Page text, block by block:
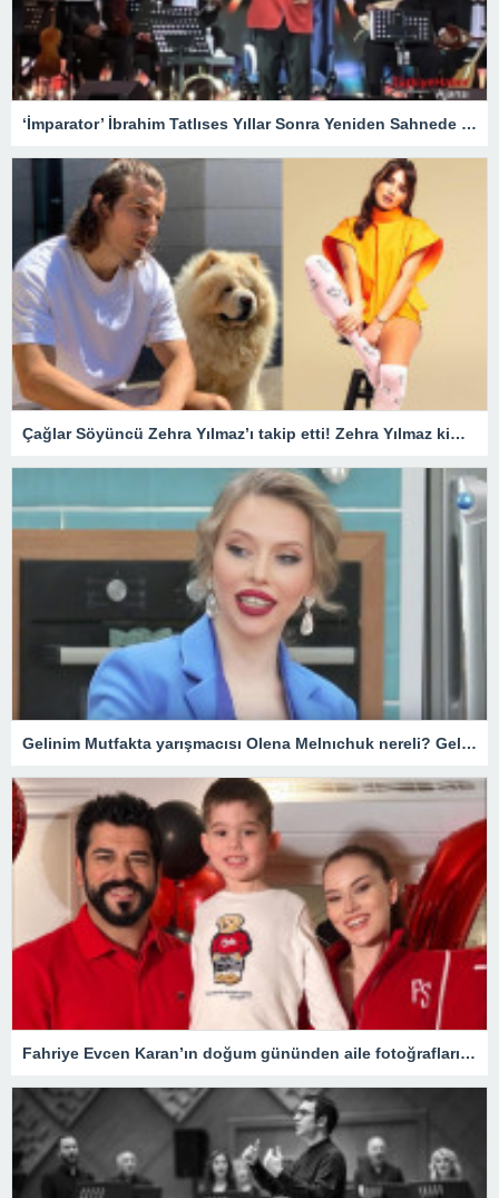
‘İmparator’ İbrahim Tatlıses Yıllar Sonra Yeniden Sahnede – Magazin
Çağlar Söyüncü Zehra Yılmaz’ı takip etti! Zehra Yılmaz kimdir?
Gelinim Mutfakta yarışmacısı Olena Melnıchuk nereli? Gelinim Mutfakta Olena kimdir, kaç yaşında?
Fahriye Evcen Karan’ın doğum gününden aile fotoğraflarını paylaştı